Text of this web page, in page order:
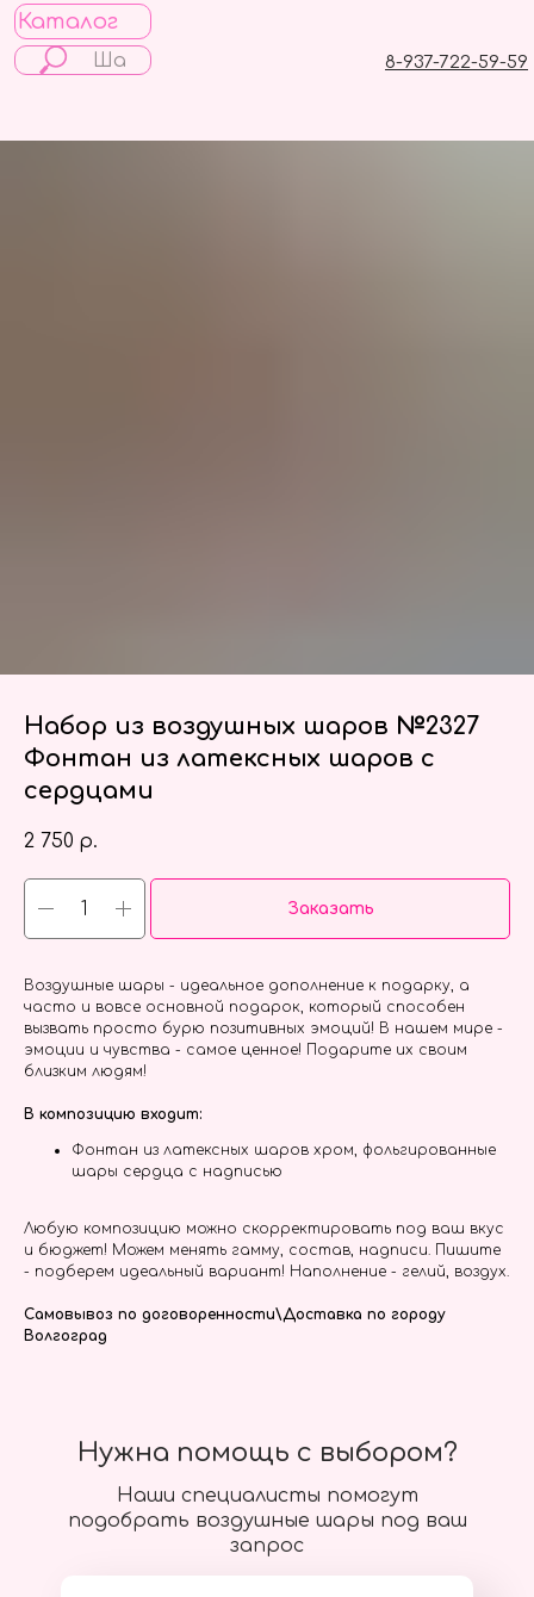
Каталог
8-937-722-59-59
Набор из воздушных шаров №2327
Фонтан из латексных шаров с
сердцами
2 750 р.
Заказать
Воздушные шары - идеальное дополнение к подарку, а
часто и вовсе основной подарок, который способен
вызвать просто бурю позитивных эмоций! В нашем мире -
эмоции и чувства - самое ценное! Подарите их своим
близким людям!
В композицию входит:
Фонтан из латексных шаров хром, фольгированные
шары сердца с надписью
Любую композицию можно скорректировать под ваш вкус
и бюджет! Можем менять гамму, состав, надписи. Пишите
- подберем идеальный вариант! Наполнение - гелий, воздух.
Самовывоз по договоренности\Доставка по городу
Волгоград
Наши специалисты помогут
подобрать воздушные шары под ваш
запрос
Нужна помощь с выбором?